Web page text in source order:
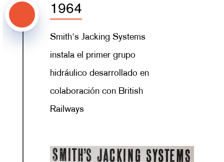
1964
Smith's Jacking Systems
instala el primer grupo
hidráulico desarrollado en
colaboración con British
Railways